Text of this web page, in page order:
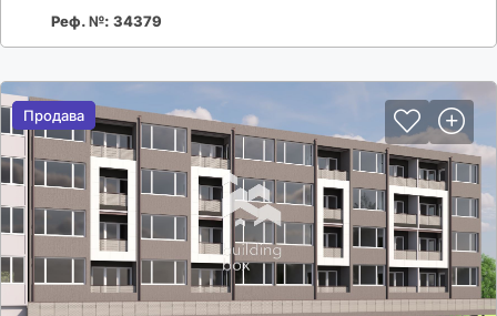
Реф. №: 34379
Продава
Продава